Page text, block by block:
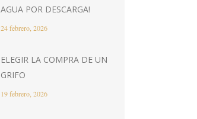
AGUA POR DESCARGA!
24 febrero, 2026
ELEGIR LA COMPRA DE UN
GRIFO
19 febrero, 2026